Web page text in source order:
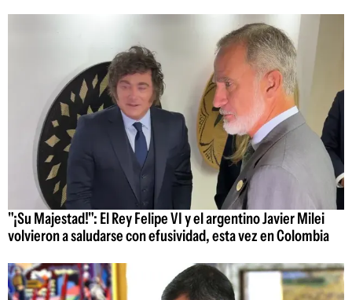
"¡Su Majestad!": El Rey Felipe VI y el argentino Javier Milei
volvieron a saludarse con efusividad, esta vez en Colombia